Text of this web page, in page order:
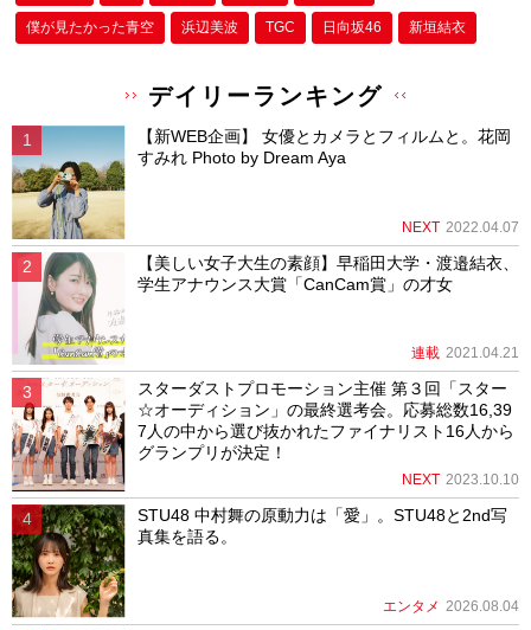
僕が⾒たかった⻘空 浜辺美波 TGC 日向坂46 新垣結衣
デイリーランキング
【新WEB企画】 女優とカメラとフィルムと。花岡
すみれ Photo by Dream Aya
NEXT 2022.04.07
【美しい女子大生の素顔】早稲田大学・渡邉結衣、
学生アナウンス大賞「CanCam賞」の才女
連載 2021.04.21
スターダストプロモーション主催 第３回「スター
☆オーディション」の最終選考会。応募総数16,39
7人の中から選び抜かれたファイナリスト16人から
グランプリが決定！
NEXT 2023.10.10
STU48 中村舞の原動力は「愛」。STU48と2nd写
真集を語る。
エンタメ 2026.08.04